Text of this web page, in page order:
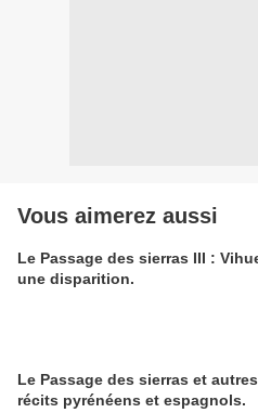
Vous aimerez aussi
Le Passage des sierras III : Vihuet,
une disparition.
Le Passage des sierras et autres
récits pyrénéens et espagnols.